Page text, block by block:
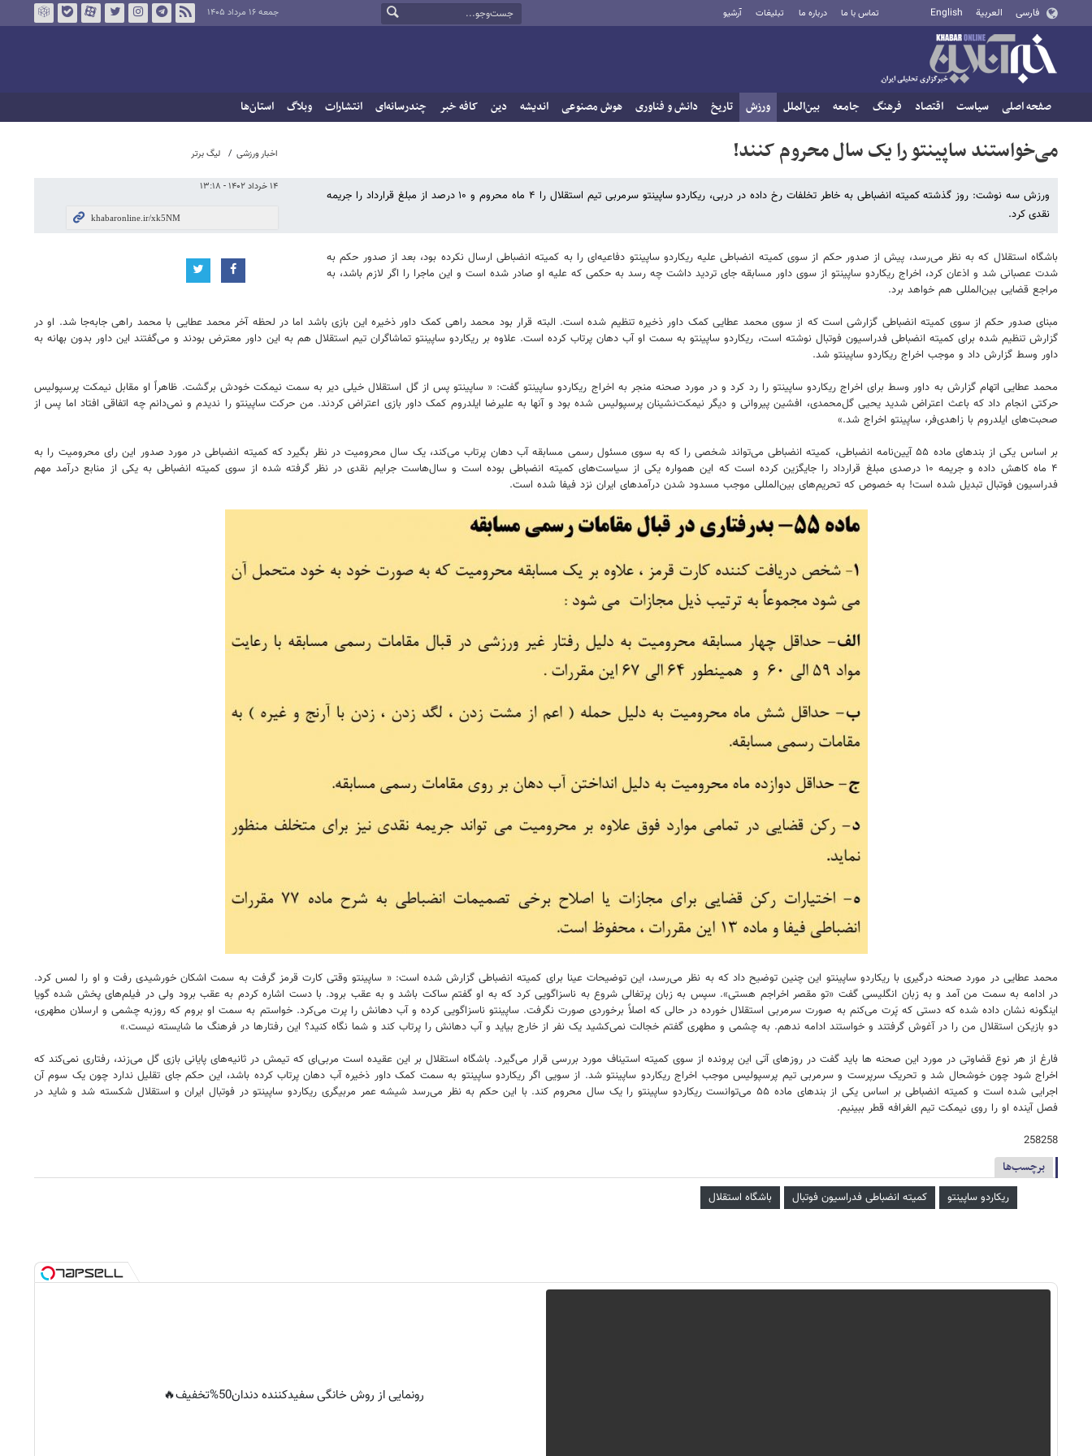
فارسی العربية English تماس با ما درباره ما تبلیغات آرشیو جمعه ۱۶ مرداد ۱۴۰۵
صفحه اصلی سیاست اقتصاد فرهنگ جامعه بین‌الملل ورزش تاریخ دانش و فناوری هوش مصنوعی اندیشه دین کافه خبر چندرسانه‌ای انتشارات وبلاگ استان‌ها
اخبار ورزشی لیگ برتر
۱۴ خرداد ۱۴۰۲ - ۱۳:۱۸
می‌خواستند ساپینتو را یک سال محروم کنند!
ورزش سه نوشت: روز گذشته کمیته انضباطی به خاطر تخلفات رخ داده در دربی، ریکاردو ساپینتو سرمربی تیم استقلال را ۴ ماه محروم و ۱۰ درصد از مبلغ قرارداد را جریمه
نقدی کرد.
باشگاه استقلال که به نظر می‌رسد، پیش از صدور حکم از سوی کمیته انضباطی علیه ریکاردو ساپینتو دفاعیه‌ای را به کمیته انضباطی ارسال نکرده بود، بعد از صدور حکم به
شدت عصبانی شد و اذعان کرد، اخراج ریکاردو ساپینتو از سوی داور مسابقه جای تردید داشت چه رسد به حکمی که علیه او صادر شده است و این ماجرا را اگر لازم باشد، به
مراجع قضایی بین‌المللی هم خواهد برد.
مبنای صدور حکم از سوی کمیته انضباطی گزارشی است که از سوی محمد عطایی کمک داور ذخیره تنظیم شده است. البته قرار بود محمد راهی کمک داور ذخیره این بازی باشد اما در لحظه آخر محمد عطایی با محمد راهی جابه‌جا شد. او در
گزارش تنظیم شده برای کمیته انضباطی فدراسیون فوتبال نوشته است، ریکاردو ساپینتو به سمت او آب دهان پرتاب کرده است. علاوه بر ریکاردو ساپینتو تماشاگران تیم استقلال هم به این داور معترض بودند و می‌گفتند این داور بدون بهانه به
داور وسط گزارش داد و موجب اخراج ریکاردو ساپینتو شد.
محمد عطایی اتهام گزارش به داور وسط برای اخراج ریکاردو ساپینتو را رد کرد و در مورد صحنه منجر به اخراج ریکاردو ساپینتو گفت: « ساپینتو پس از گل استقلال خیلی دیر به سمت نیمکت خودش برگشت. ظاهراً او مقابل نیمکت پرسپولیس
حرکتی انجام داد که باعث اعتراض شدید یحیی گل‌محمدی، افشین پیروانی و دیگر نیمکت‌نشینان پرسپولیس شده بود و آنها به علیرضا ایلدروم کمک داور بازی اعتراض کردند. من حرکت ساپینتو را ندیدم و نمی‌دانم چه اتفاقی افتاد اما پس از
صحبت‌های ایلدروم با زاهدی‌فر، ساپینتو اخراج شد.»
بر اساس یکی از بندهای ماده ۵۵ آیین‌نامه انضباطی، کمیته انضباطی می‌تواند شخصی را که به سوی مسئول رسمی مسابقه آب دهان پرتاب می‌کند، یک سال محرومیت در نظر بگیرد که کمیته انضباطی در مورد صدور این رای محرومیت را به
۴ ماه کاهش داده و جریمه ۱۰ درصدی مبلغ قرارداد را جایگزین کرده است که این همواره یکی از سیاست‌های کمیته انضباطی بوده است و سال‌هاست جرایم نقدی در نظر گرفته شده از سوی کمیته انضباطی به یکی از منابع درآمد مهم
فدراسیون فوتبال تبدیل شده است! به خصوص که تحریم‌های بین‌المللی موجب مسدود شدن درآمدهای ایران نزد فیفا شده است.
محمد عطایی در مورد صحنه درگیری با ریکاردو ساپینتو این چنین توضیح داد که به نظر می‌رسد، این توضیحات عینا برای کمیته انضباطی گزارش شده است: « ساپینتو وقتی کارت قرمز گرفت به سمت اشکان خورشیدی رفت و او را لمس کرد.
در ادامه به سمت من آمد و به زبان انگلیسی گفت «تو مقصر اخراجم هستی». سپس به زبان پرتغالی شروع به ناسزاگویی کرد که به او گفتم ساکت باشد و به عقب برود. با دست اشاره کردم به عقب برود ولی در فیلم‌های پخش شده گویا
اینگونه نشان داده شده که دستی که پَرت می‌کنم به صورت سرمربی استقلال خورده در حالی که اصلاً برخوردی صورت نگرفت. ساپینتو ناسزاگویی کرده و آب دهانش را پرت می‌کرد. خواستم به سمت او بروم که روزبه چشمی و ارسلان مطهری،
دو بازیکن استقلال من را در آغوش گرفتند و خواستند ادامه ندهم. به چشمی و مطهری گفتم خجالت نمی‌کشید یک نفر از خارج بیاید و آب دهانش را پرتاب کند و شما نگاه کنید؟ این رفتارها در فرهنگ ما شایسته نیست.»
فارغ از هر نوع قضاوتی در مورد این صحنه ها باید گفت در روزهای آتی این پرونده از سوی کمیته استیناف مورد بررسی قرار می‌گیرد. باشگاه استقلال بر این عقیده است مربی‌ای که تیمش در ثانیه‌های پایانی بازی گل می‌زند، رفتاری نمی‌کند که
اخراج شود چون خوشحال شد و تحریک سرپرست و سرمربی تیم پرسپولیس موجب اخراج ریکاردو ساپینتو شد. از سویی اگر ریکاردو ساپینتو به سمت کمک داور ذخیره آب دهان پرتاب کرده باشد، این حکم جای تقلیل ندارد چون یک سوم آن
اجرایی شده است و کمیته انضباطی بر اساس یکی از بندهای ماده ۵۵ می‌توانست ریکاردو ساپینتو را یک سال محروم کند. با این حکم به نظر می‌رسد شیشه عمر مربیگری ریکاردو ساپینتو در فوتبال ایران و استقلال شکسته شد و شاید در
فصل آینده او را روی نیمکت تیم الغرافه قطر ببینیم.
258258
برچسب‌ها
ریکاردو ساپینتو کمیته انضباطی فدراسیون فوتبال باشگاه استقلال
رونمایی از روش خانگی سفیدکننده دندان50%تخفیف🔥